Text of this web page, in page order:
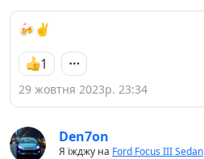
🍻✌
1
29 жовтня 2023р. 23:34
Den7on
Я їжджу на Ford Focus III Sedan